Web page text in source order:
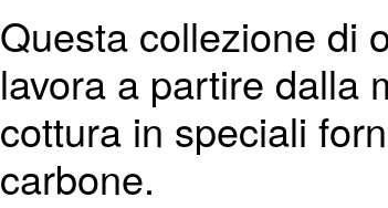
Questa collezione di
lavora a partire dalla
cottura in speciali
carbone.